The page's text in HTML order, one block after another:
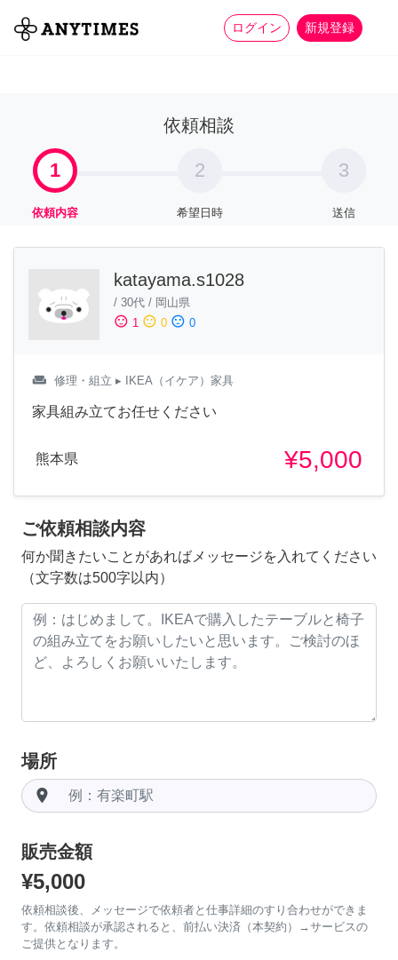
ログイン 新規登録
全て 家事 more_horiz
依頼相談
1
依頼内容
2
希望日時
3
送信
katayama.s1028
/ 30代 / 岡山県
sentiment_satisfied 1 sentiment_neutral 0 sentiment_dissatisfied 0
weekend 修理・組立 ▸ IKEA（イケア）家具
家具組み立てお任せください
熊本県 ¥5,000
ご依頼相談内容
何か聞きたいことがあればメッセージを入れてください
（文字数は500字以内）
場所
room
販売金額
¥5,000
依頼相談後、メッセージで依頼者と仕事詳細のすり合わせができま
す。依頼相談が承認されると、前払い決済（本契約）→サービスの
ご提供となります。